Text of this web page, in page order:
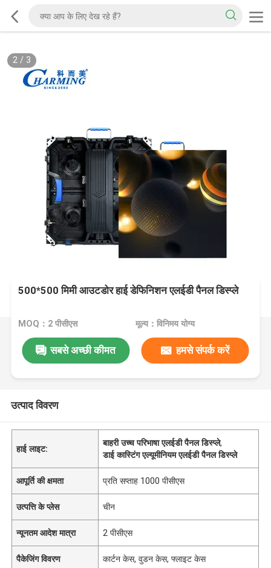
2/ 3
500*500 मिमी आउटडोर हाई डेफिनिशन एलईडी पैनल डिस्प्ले
MOQ：2 पीसीएस मूल्य：विनिमय योग्य
सबसे अच्छी कीमत हमसे संपर्क करें
उत्पाद विवरण
हाई लाइट:
बाहरी उच्च परिभाषा एलईडी पैनल डिस्प्ले,
डाई कास्टिंग एल्यूमीनियम एलईडी पैनल डिस्प्ले
आपूर्ति की क्षमता प्रति सप्ताह 1000 पीसीएस
उत्पत्ति के प्लेस चीन
न्यूनतम आदेश मात्रा 2 पीसीएस
पैकेजिंग विवरण कार्टन केस, वुडन केस, फ्लाइट केस